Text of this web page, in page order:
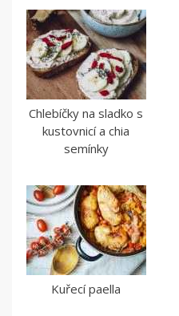
Chlebíčky na sladko s
kustovnicí a chia
semínky
Kuřecí paella